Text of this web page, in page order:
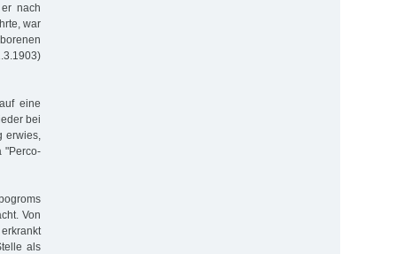
nach
war
eine
bei
erwies,
"Perco-
Von
als